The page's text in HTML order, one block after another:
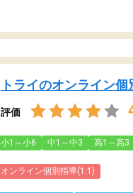
トライのオンライン個
評価
小1～小6 中1～中3 高1～高3
オンライン個別指導(1:1)